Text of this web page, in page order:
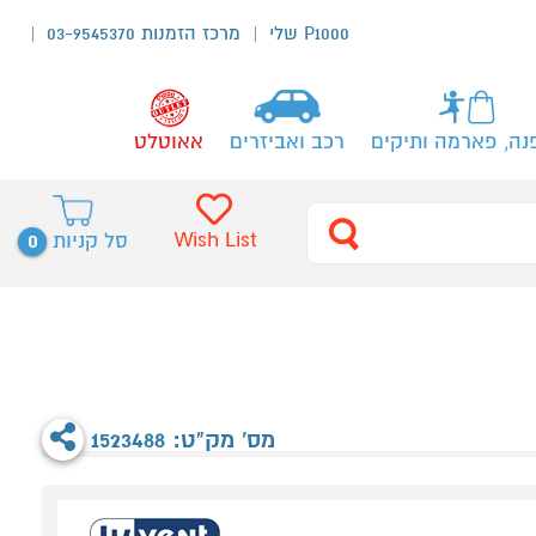
P1000 שלי מרכז הזמנות 03-9545370
פארמה ותיקים רכב ואביזרים אאוטלט
סל קניות 0 Wish List
מס' מק"ט: 1523488